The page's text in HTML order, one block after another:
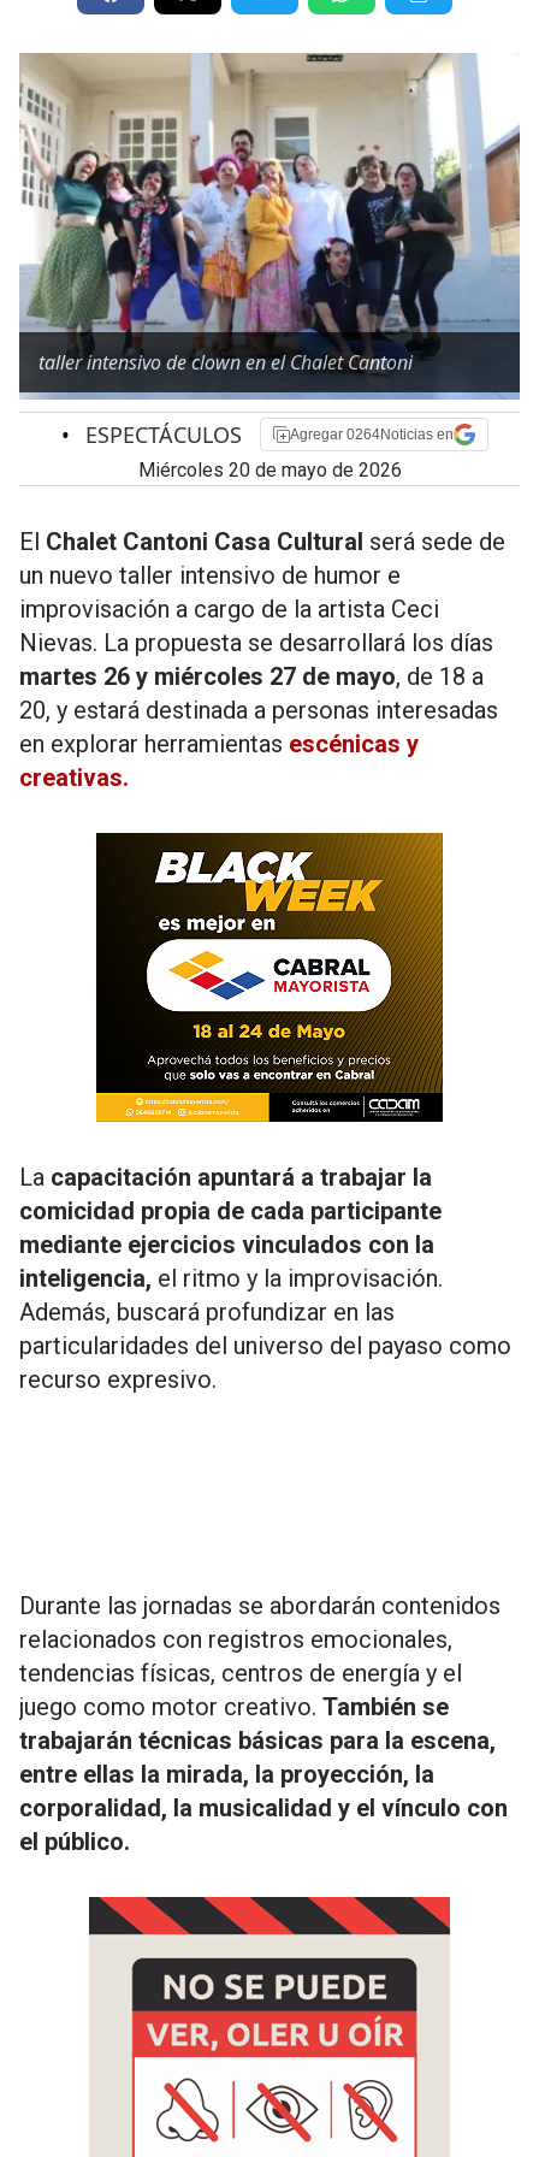
taller intensivo de clown en el Chalet Cantoni
• ESPECTÁCULOS Agregar 0264Noticias en
miércoles 20 de mayo de 2026
El Chalet Cantoni Casa Cultural será sede de
un nuevo taller intensivo de humor e
improvisación a cargo de la artista Ceci
Nievas. La propuesta se desarrollará los días
martes 26 y miércoles 27 de mayo, de 18 a
20, y estará destinada a personas interesadas
en explorar herramientas escénicas y
creativas.
La capacitación apuntará a trabajar la
comicidad propia de cada participante
mediante ejercicios vinculados con la
inteligencia, el ritmo y la improvisación.
Además, buscará profundizar en las
particularidades del universo del payaso como
recurso expresivo.
Durante las jornadas se abordarán contenidos
relacionados con registros emocionales,
tendencias físicas, centros de energía y el
juego como motor creativo. También se
trabajarán técnicas básicas para la escena,
entre ellas la mirada, la proyección, la
corporalidad, la musicalidad y el vínculo con
el público.